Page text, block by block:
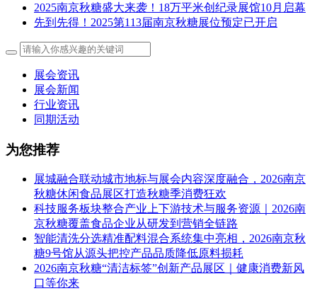
2025南京秋糖盛大来袭！18万平米创纪录展馆10月启幕
先到先得！2025第113届南京秋糖展位预定已开启
展会资讯
展会新闻
行业资讯
同期活动
为您推荐
展城融合联动城市地标与展会内容深度融合，2026南京
秋糖休闲食品展区打造秋糖季消费狂欢
科技服务板块整合产业上下游技术与服务资源｜2026南
京秋糖覆盖食品企业从研发到营销全链路
智能清洗分选精准配料混合系统集中亮相，2026南京秋
糖9号馆从源头把控产品品质降低原料损耗
2026南京秋糖“清洁标签”创新产品展区｜健康消费新风
口等你来